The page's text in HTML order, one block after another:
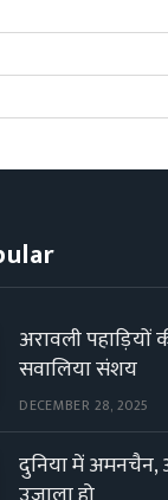
अरावली पहाड़ियों
सवालिया संशय
DECEMBER 28, 2025
दुनिया में अमनचैन,